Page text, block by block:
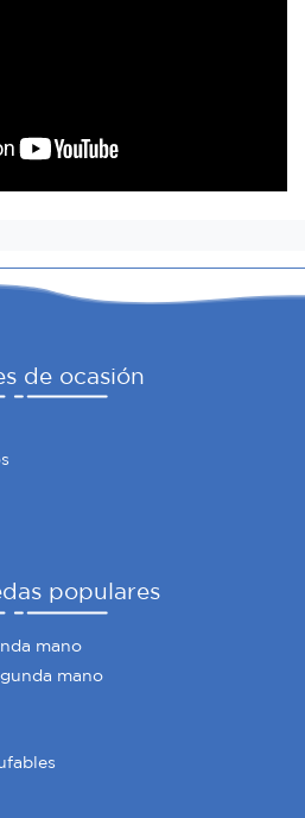
de ocasión
populares
mano
mano